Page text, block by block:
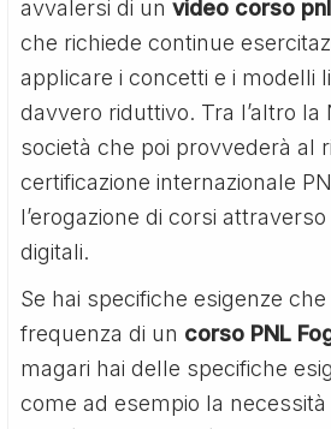
avvalersi di unvideo corso pnl
che richiede continue
applicare i concetti e i modelli
davvero riduttivo. Tra l’altro la
società che poi provvederà al
certificazione internazionale
l’erogazione di corsi
digitali.
Se hai specifiche esigenze
frequenza di un corso PNL
magari hai delle specifiche
come ad esempio la necessità